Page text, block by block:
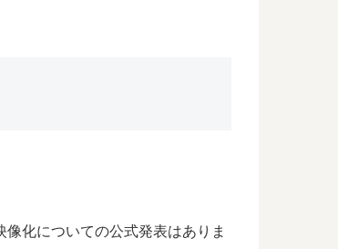
化についての公式発表はありま